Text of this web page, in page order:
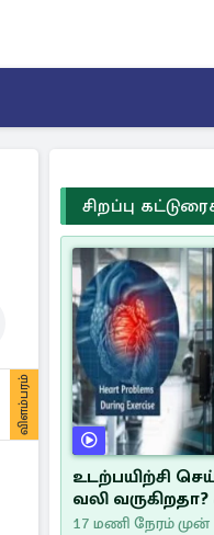
விளம்பரம்
சிறப்பு
உடற்பயிற்சி
வலி
எச்சரிக்கை
17 மணி நேரம் முன்